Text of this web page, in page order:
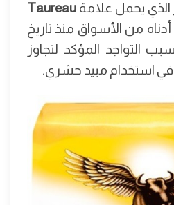
الذي يحمل علامة Taureau
من الأسواق منذ تاريخ
بسبب التواجد المؤكد لتجاوز
في استخدام مبيد حشري.